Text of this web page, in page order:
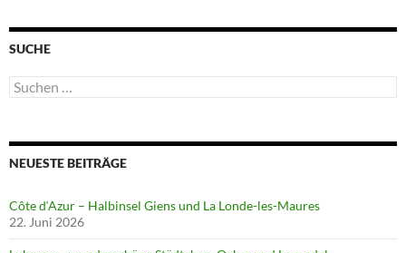
SUCHE
Suchen
nach:
NEUESTE BEITRÄGE
Côte d‘Azur – Halbinsel Giens und La Londe-les-Maures
22. Juni 2026